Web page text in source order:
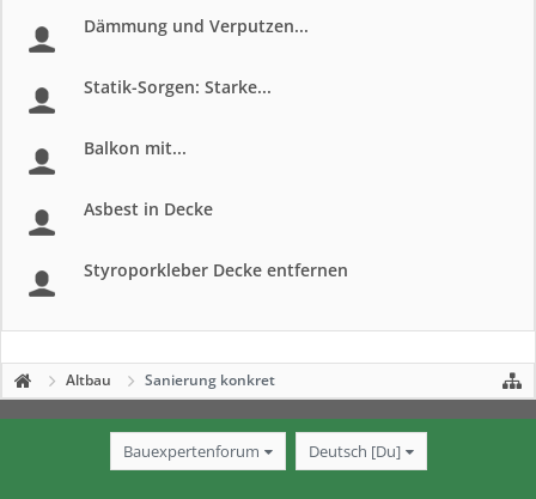
Dämmung und Verputzen...
Statik-Sorgen: Starke...
Balkon mit...
Asbest in Decke
Styroporkleber Decke entfernen
Altbau Sanierung konkret
Bauexpertenforum Deutsch [Du]